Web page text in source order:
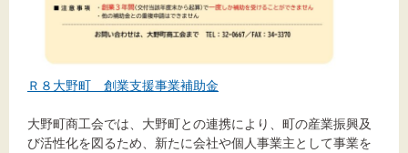
Ｒ８大野町 創業支援事業補助金
大野町商工会では、大野町との連携により、町の産業振興及
び活性化を図るため、新たに会社や個人事業主として事業を